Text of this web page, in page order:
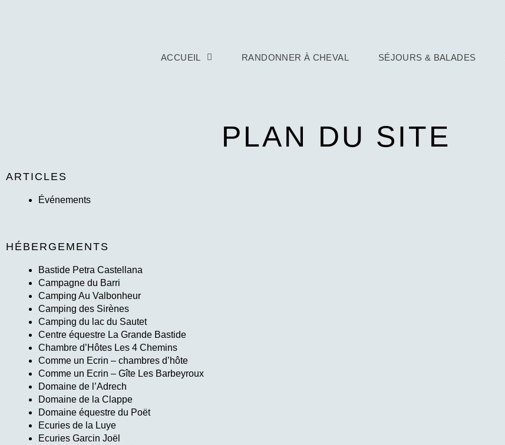
ACCUEIL RANDONNER À CHEVAL SÉJOURS & BALADES
PLAN DU SITE
ARTICLES
Événements
HÉBERGEMENTS
Bastide Petra Castellana
Campagne du Barri
Camping Au Valbonheur
Camping des Sirènes
Camping du lac du Sautet
Centre équestre La Grande Bastide
Chambre d’Hôtes Les 4 Chemins
Comme un Ecrin – chambres d’hôte
Comme un Ecrin – Gîte Les Barbeyroux
Domaine de l’Adrech
Domaine de la Clappe
Domaine équestre du Poët
Ecuries de la Luye
Ecuries Garcin Joël